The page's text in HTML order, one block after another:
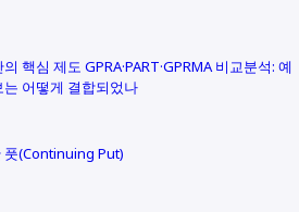
핵심 제도 GPRA·PART·GPRMA 비교분석: 예
어떻게 결합되었나
풋(Continuing Put)